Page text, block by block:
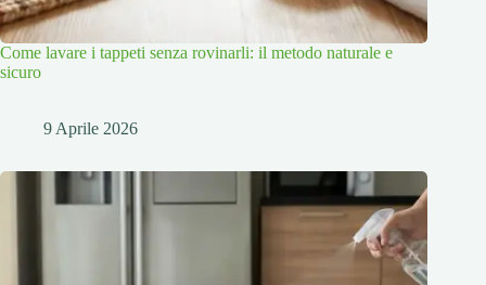
Come lavare i tappeti senza rovinarli: il metodo naturale e
sicuro
9 Aprile 2026